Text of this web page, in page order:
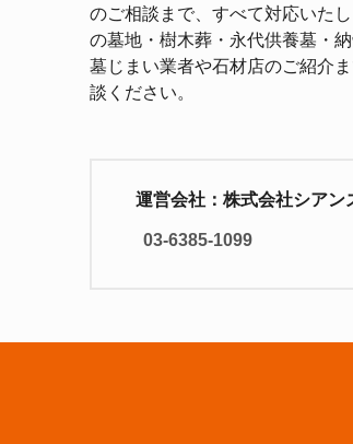
のご相談まで、すべて対応いた
の墓地・樹木葬・永代供養墓・納
墓じまい業者や石材店のご紹介
談ください。
運営会社：株式会社シアン
03-6385-1099